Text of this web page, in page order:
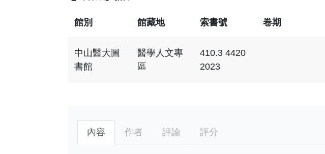
館別 館藏地 索書號 卷期
中山醫大圖
書館
醫學人文專
區
410.3 4420
2023
內容 作者 評論 評分